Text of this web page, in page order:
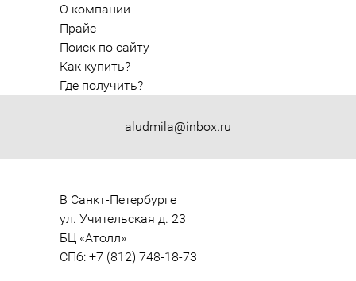
aludmila@inbox.ru
О компании
Прайс
Поиск по сайту
Как купить?
Где получить?
В Санкт-Петербурге
ул. Учительская д. 23
БЦ «Атолл»
СПб: +7 (812) 748-18-73